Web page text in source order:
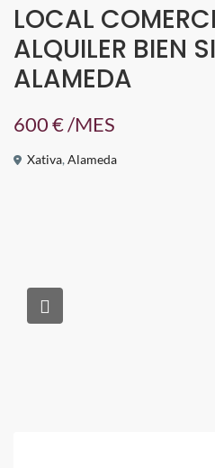
LOCAL
ALQUILER BIEN
ALAMEDA
600 €/MES
Xativa,Alameda